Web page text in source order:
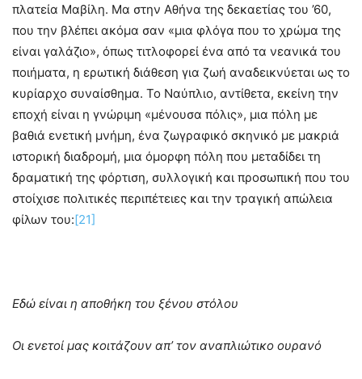
πλατεία Μαβίλη. Μα στην Αθήνα της δεκαετίας του ’60,
που την βλέπει ακόμα σαν «μια φλόγα που το χρώμα της
είναι γαλάζιο», όπως τιτλοφορεί ένα από τα νεανικά του
ποιήματα, η ερωτική διάθεση για ζωή αναδεικνύεται ως το
κυρίαρχο συναίσθημα. Το Ναύπλιο, αντίθετα, εκείνη την
εποχή είναι η γνώριμη «μένουσα πόλις», μια πόλη με
βαθιά ενετική μνήμη, ένα ζωγραφικό σκηνικό με μακριά
ιστορική διαδρομή, μια όμορφη πόλη που μεταδίδει τη
δραματική της φόρτιση, συλλογική και προσωπική που του
στοίχισε πολιτικές περιπέτειες και την τραγική απώλεια
φίλων του:[21]
Εδώ είναι η αποθήκη του ξένου στόλου
Οι ενετοί μας κοιτάζουν απ’ τον αναπλιώτικο ουρανό